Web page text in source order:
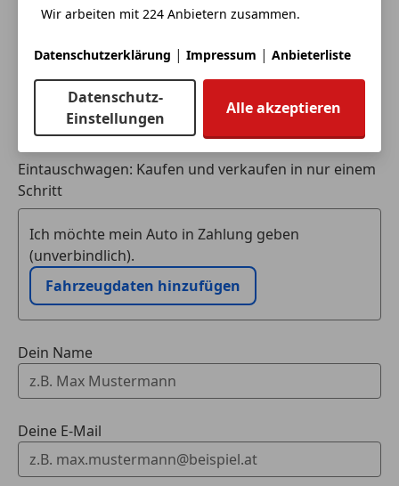
Schlupfregelung (VSC mit TRC)
(Adaptive High-Beam System, AHS)
Fahrassistenz-System: Autonome
Notbremsfunktion (AEB)
Fahrassistenz-System: Berganfahrkontrolle (HAC)
Fahrassistenz-System: Sicherheitssystem Toyota
Connect mit automatischem Notruf (eCall)
Fahrassistenz-System: Spurhalteassistent (LDA)
(RSA)
Knieairbag Fahrerseite
Kopf-Airbag-System
Nebelscheinwerfer LED
Reifendruck-Kontrollsystem
Seitenairbag vorn
Sperrdifferential
Tagfahrlicht LED
Sonstiges
6 Lautsprecher
Ablagetasche an Vordersitzlehnen
Eintauschwagen: Kaufen und verkaufen in nur einem
Schritt
Ich möchte mein Auto in Zahlung geben
(unverbindlich).
Fahrzeugdaten hinzufügen
Dein Name
Deine E-Mail
Wir arbeiten mit 224 Anbietern zusammen.
Datenschutzerklärung | Impressum | Anbieterliste
Datenschutz-
Einstellungen
Alle akzeptieren